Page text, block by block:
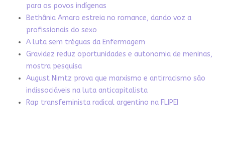
para os povos indígenas
Bethânia Amaro estreia no romance, dando voz a
profissionais do sexo
A luta sem tréguas da Enfermagem
Gravidez reduz oportunidades e autonomia de meninas,
mostra pesquisa
August Nimtz prova que marxismo e antirracismo são
indissociáveis na luta anticapitalista
Rap transfeminista radical argentino na FLIPEI